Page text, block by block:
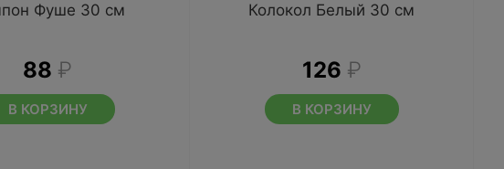
Фуше 30 см
88 ₽
В КОРЗИНУ
Колокол Белый 30 см
126 ₽
В КОРЗИНУ